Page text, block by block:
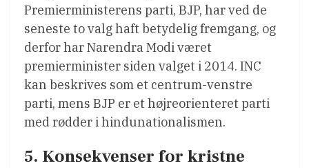
Premierministerens parti, BJP, har ved de
seneste to valg haft betydelig fremgang, og
derfor har Narendra Modi været
premierminister siden valget i 2014. INC
kan beskrives som et centrum-venstre
parti, mens BJP er et højreorienteret parti
med rødder i hindunationalismen.
5. Konsekvenser for kristne